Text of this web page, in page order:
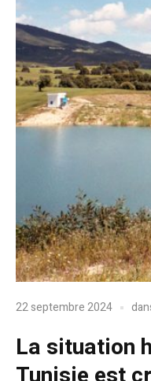
22 septembre 2024
La situation